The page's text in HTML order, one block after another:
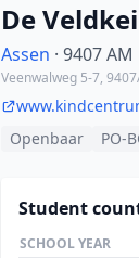
De Veldkei
Assen · 9407 AM
Veenwalweg 5-7,
Openbaar
PO-
Student
SCHOOL YEAR